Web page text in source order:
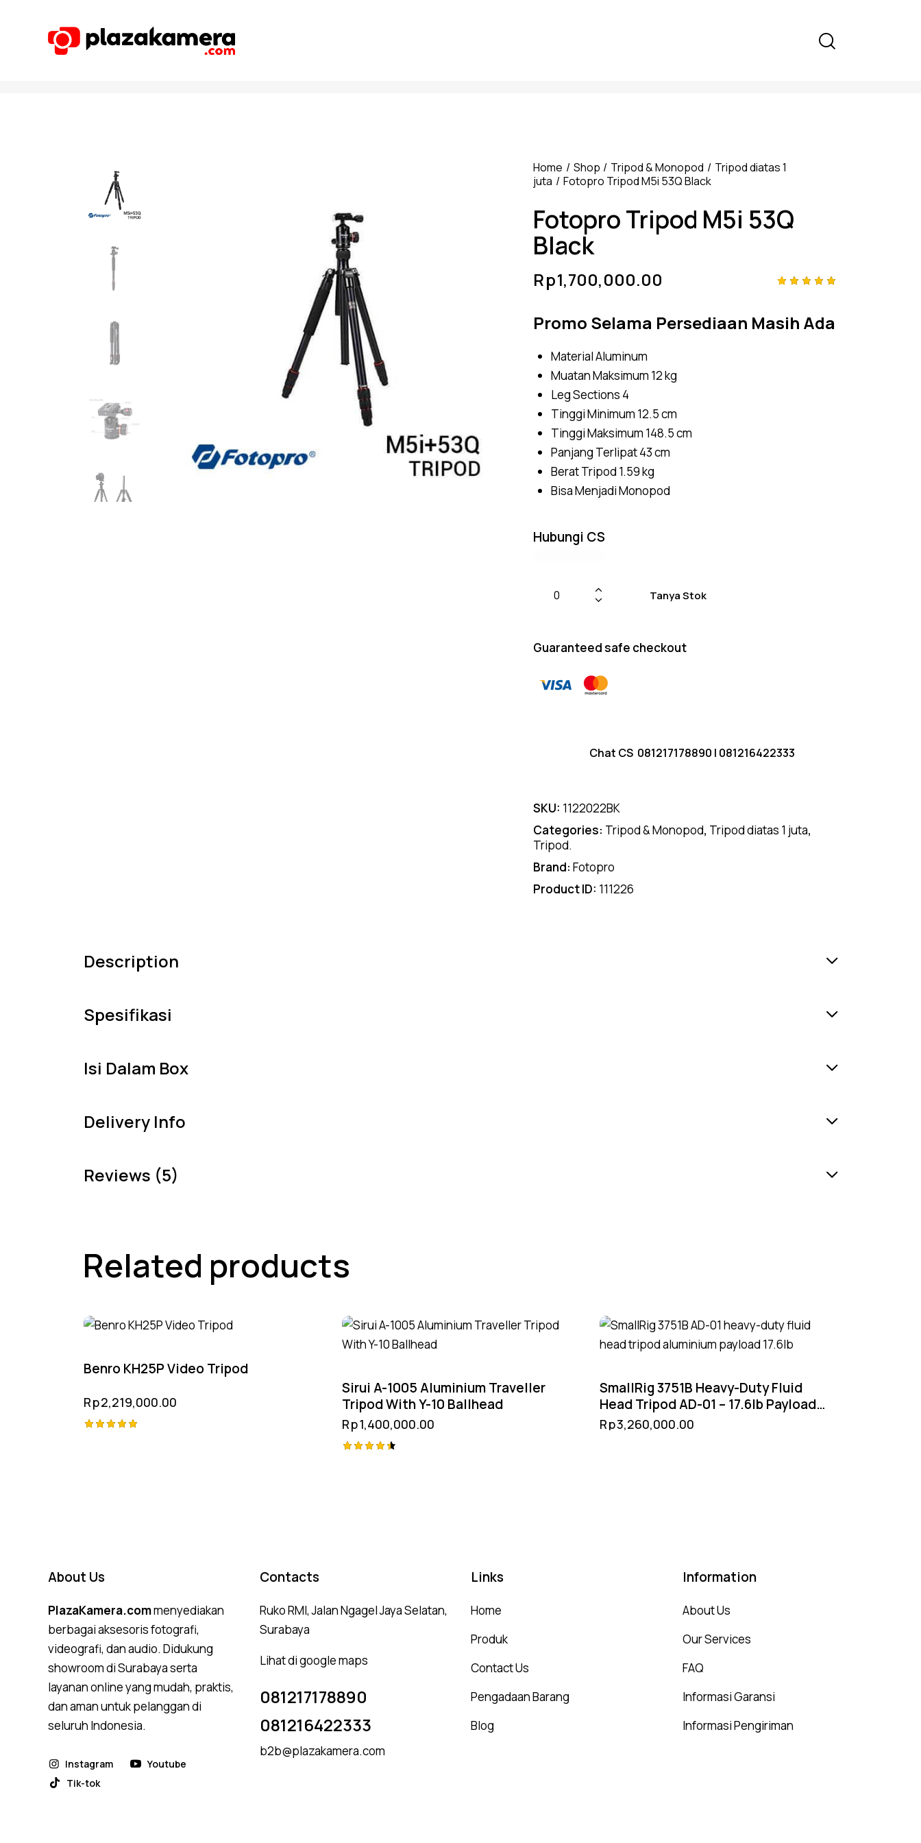
Home Shop Tripod & Monopod
Tripod diatas 1
juta
Fotopro Tripod M5i 53Q Black
Fotopro Tripod M5i 53Q
Black
based
Rp1,700,000.00
Promo Selama Persediaan Masih Ada
Material Aluminum
Muatan Maksimum 12 kg
Leg Sections 4
Tinggi Minimum 12.5 cm
Tinggi Maksimum 148.5 cm
Panjang Terlipat 43 cm
Berat Tripod 1.59 kg
Bisa Menjadi Monopod
Hubungi CS
Tanya Stok
Guaranteed safe checkout
Chat CS 081217178890 | 081216422333
SKU: 1122022BK
Categories: Tripod & Monopod, Tripod diatas 1 juta,
Tripod.
Brand: Fotopro
Product ID: 111226
Description
Spesifikasi
Isi Dalam Box
Delivery Info
Reviews (5)
Related products
Benro KH25P Video Tripod
Rp2,219,000.00
Sirui A-1005 Aluminium Traveller
Tripod With Y-10 Ballhead
Rp1,400,000.00
SmallRig 3751B Heavy-Duty Fluid
Head Tripod AD-01 – 17.6lb Payload
DJI RS 2 Manfrotto QR 75mm Ball
Rp3,260,000.00
About Us
PlazaKamera.commenyediakan
berbagai aksesoris fotografi,
videografi, dan audio. Didukung
showroom di Surabaya serta
layanan online yang mudah, praktis,
dan aman untuk pelanggan di
seluruh Indonesia.
Instagram
Youtube
Tik-tok
Contacts
Ruko RMI, Jalan Ngagel Jaya Selatan,
Surabaya
Lihat di google maps
081217178890
081216422333
b2b@plazakamera.com
Links
Home
Produk
Contact Us
Pengadaan Barang
Blog
Information
About Us
Our Services
FAQ
Informasi Garansi
Informasi Pengiriman